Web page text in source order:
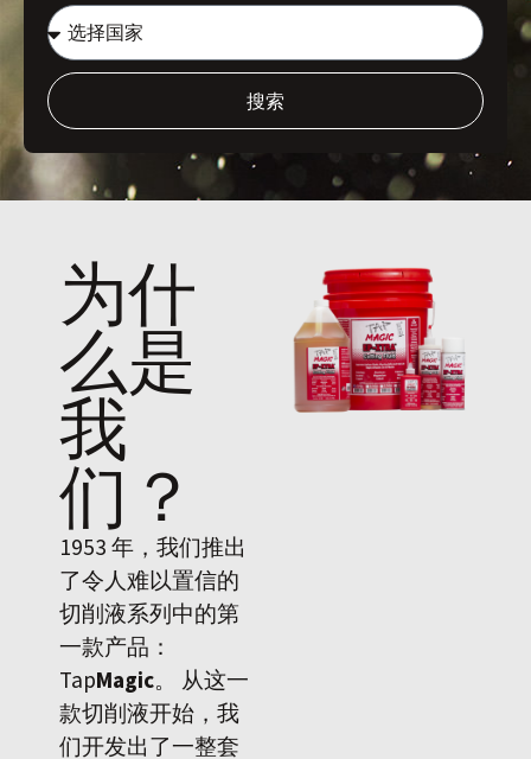
搜索
为什
么是
我
们 ？
1953 年，我们推出
了令人难以置信的
切削液系列中的第
一款产品：
TapMagic。 从这一
款切削液开始，我
们开发出了一整套